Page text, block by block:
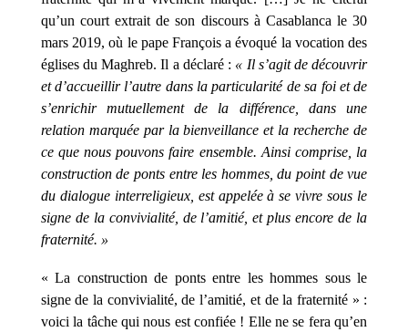
qu’un court extrait de son discours à Casablanca le 30
mars 2019, où le pape François a évoqué la vocation des
églises du Maghreb. Il a déclaré : « Il s’agit de découvrir
et d’accueillir l’autre dans la particularité de sa foi et de
s’enrichir mutuellement de la différence, dans une
relation marquée par la bienveillance et la recherche de
ce que nous pouvons faire ensemble. Ainsi comprise, la
construction de ponts entre les hommes, du point de vue
du dialogue interreligieux, est appelée à se vivre sous le
signe de la convivialité, de l’amitié, et plus encore de la
fraternité. »
« La construction de ponts entre les hommes sous le
signe de la convivialité, de l’amitié, et de la fraternité » :
voici la tâche qui nous est confiée ! Elle ne se fera qu’en